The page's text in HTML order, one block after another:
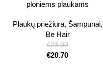
ploniems plaukams
Plaukų priežiūra, Šampūnai,
Be Hair
€23.00
€20.70